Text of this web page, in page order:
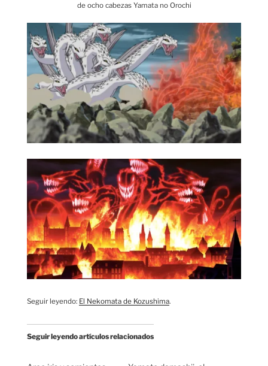
de ocho cabezas Yamata no Orochi
Seguir leyendo: El Nekomata de Kozushima.
Seguir leyendo artículos relacionados